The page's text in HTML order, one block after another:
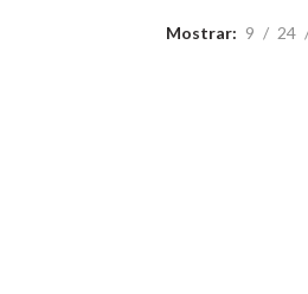
Mostrar 9 24